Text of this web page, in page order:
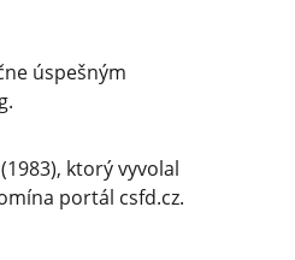
úspešným
ktorý vyvolal
portál csfd.cz.